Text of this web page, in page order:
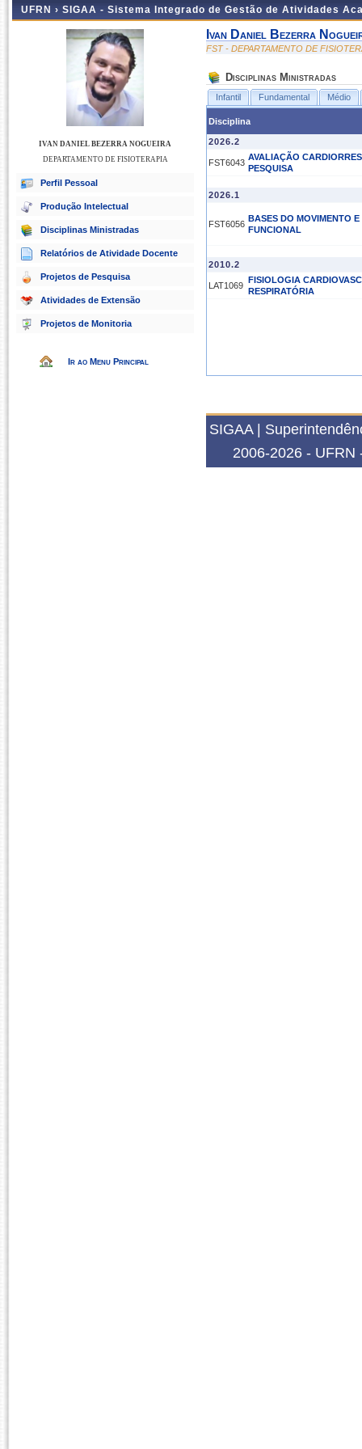
UFRN › SIGAA - Sistema Integrado de Gestão de Atividades
IVAN DANIEL BEZERRA NOGUEIRA
DEPARTAMENTO DE FISIOTERAPIA
Perfil Pessoal
Produção Intelectual
Disciplinas Ministradas
Relatórios de Atividade Docente
Projetos de Pesquisa
Atividades de Extensão
Projetos de Monitoria
Ir ao Menu Principal
Ivan Daniel Bezerra
FST - DEPARTAMENTO DE
Disciplinas Ministradas
Infantil Fundamental Médio
Disciplina
2026.2
FST6043
AVALIAÇÃO
PESQUISA
2026.1
FST6056
BASES DO MOVIMENTO
FUNCIONAL
2010.2
LAT1069
FISIOLOGIA
RESPIRATÓRIA
SIGAA |
2006-2026 -